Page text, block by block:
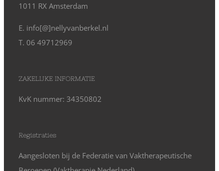
1011 RX Amsterdam
E. info[@]nellyvanberkel.nl
T. 06 49712969
ZAKELIJKE INFORMATIE
KvK nummer: 34350802
Registraties
Aangesloten bij de Federatie van Vaktherapeutische